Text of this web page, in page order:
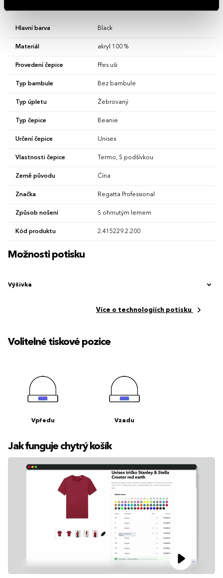
Hlavní barva Black
Materiál akryl 100 %
Provedení čepice Přes uši
Typ bambule Bez bambule
Typ úpletu Žebrovaný
Typ čepice Beanie
Určení čepice Unisex
Vlastnosti čepice Termo, S podšívkou
Země původu Čína
Značka Regatta Professional
Způsob nošení S ohrnutým lemem
Kód produktu 2.415229.2.200
Možnosti potisku
Výšivka
Více o technologiích potisku
Volitelné tiskové pozice
Vpředu Vzadu
Jak funguje chytrý košík